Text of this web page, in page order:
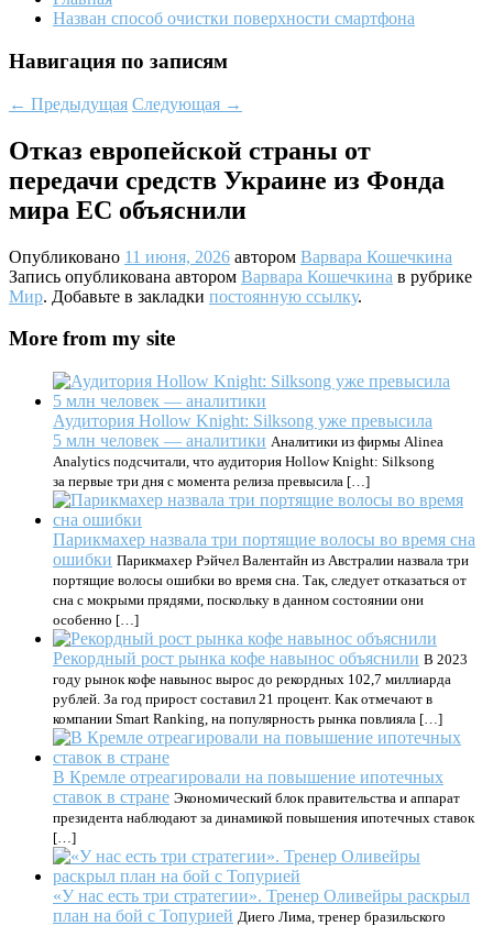
Назван способ очистки поверхности смартфона
Навигация по записям
← Предыдущая Следующая →
Отказ европейской страны от
передачи средств Украине из Фонда
мира ЕС объяснили
Опубликовано 11 июня, 2026 автором Варвара Кошечкина
Запись опубликована автором Варвара Кошечкина в рубрике
Мир. Добавьте в закладки постоянную ссылку.
More from my site
Аудитория Hollow Knight: Silksong уже превысила
5 млн человек — аналитики Аналитики из фирмы Alinea
Analytics подсчитали, что аудитория Hollow Knight: Silksong
за первые три дня с момента релиза превысила […]
Парикмахер назвала три портящие волосы во время сна
ошибки Парикмахер Рэйчел Валентайн из Австралии назвала три
портящие волосы ошибки во время сна. Так, следует отказаться от
сна с мокрыми прядями, поскольку в данном состоянии они
особенно […]
Рекордный рост рынка кофе навынос объяснили В 2023
году рынок кофе навынос вырос до рекордных 102,7 миллиарда
рублей. За год прирост составил 21 процент. Как отмечают в
компании Smart Ranking, на популярность рынка повлияла […]
В Кремле отреагировали на повышение ипотечных
ставок в стране Экономический блок правительства и аппарат
президента наблюдают за динамикой повышения ипотечных ставок
[…]
«У нас есть три стратегии». Тренер Оливейры раскрыл
план на бой с Топурией Диего Лима, тренер бразильского